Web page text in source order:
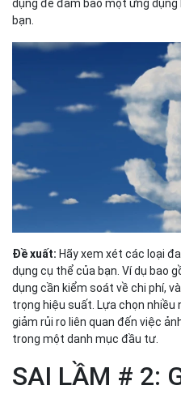
dụng để đảm bảo một ứng
bạn.
Đề xuất: Hãy xem xét các loại
dụng cụ thể của bạn. Ví dụ bao
dụng cần kiểm soát về chi phí,
trọng hiệu suất. Lựa chọn nhiều
giảm rủi ro liên quan đến việc
trong một danh mục đầu tư.
SAI LẦM # 2: